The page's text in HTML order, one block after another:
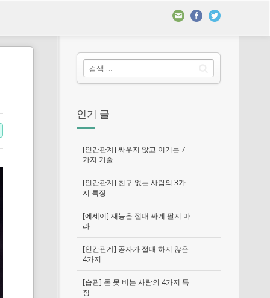
인기 글
[인간관계] 싸우지 않고 이기는 7
가지 기술
[인간관계] 친구 없는 사람의 3가
지 특징
[에세이] 재능은 절대 싸게 팔지 마
라
[인간관계] 공자가 절대 하지 않은
4가지
[습관] 돈 못 버는 사람의 4가지 특
징